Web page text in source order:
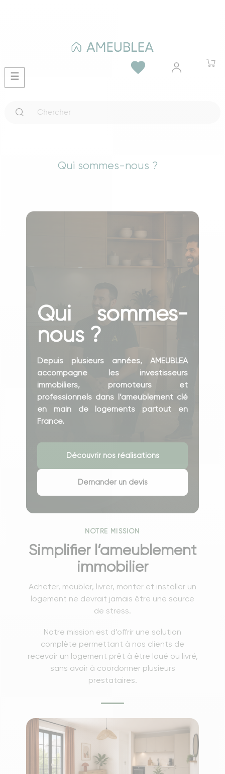
Basculer
la
☰
favorite
Qui sommes-nous ?
Qui sommes-
nous ?
Depuis plusieurs années, AMEUBLEA
accompagne les investisseurs
immobiliers, promoteurs et
professionnels dans l’ameublement clé
en main de logements partout en
France.
Découvrir nos réalisations
Demander un devis
NOTRE MISSION
Simplifier l’ameublement
immobilier
Acheter, meubler, livrer, monter et installer un
logement ne devrait jamais être une source
de stress.
Notre mission est d’offrir une solution
complète permettant à nos clients de
recevoir un logement prêt à être loué ou livré,
sans avoir à coordonner plusieurs
prestataires.